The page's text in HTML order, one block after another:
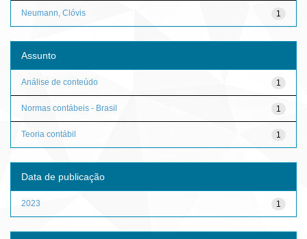
1
Neumann, Clóvis
Assunto
1
Análise de conteúdo
1
Normas contábeis - Brasil
1
Teoria contábil
Data de publicação
1
2023